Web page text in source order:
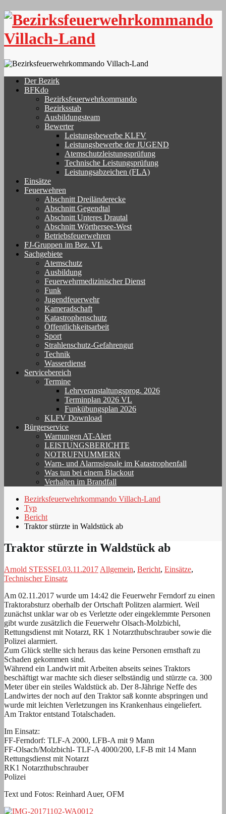
Skip
content
Der Bezirk
BFKdo
Bezirksfeuerwehrkommando
Bezirksstab
Ausbildungsteam
Bewerter
Leistungsbewerbe KLFV
Leistungsbewerbe der JUGEND
Atemschutzleistungsprüfung
Technische Leistungsprüfung
Leistungsabzeichen (FLA)
Einsätze
Feuerwehren
Abschnitt Dreiländerecke
Abschnitt Gegendtal
Abschnitt Unteres Drautal
Abschnitt Wörthersee-West
Betriebsfeuerwehren
FJ-Gruppen im Bez. VL
Sachgebiete
Atemschutz
Ausbildung
Feuerwehrmedizinischer Dienst
Funk
Jugendfeuerwehr
Kameradschaft
Katastrophenschutz
Öffentlichkeitsarbeit
Sport
Strahlenschutz-Gefahrengut
Technik
Wasserdienst
Servicebereich
Termine
Lehrveranstaltungsprog. 2026
Terminplan 2026 VL
Funkübungsplan 2026
KLFV Download
Bürgerservice
Warnungen AT-Alert
LEISTUNGSBERICHTE
NOTRUFNUMMERN
Warn- und Alarmsignale im Katastrophenfall
Was tun bei einem Blackout
Verhalten im Brandfall
Bezirksfeuerwehrkommando Villach-Land
Typ
Bericht
Traktor stürzte in Waldstück ab
Traktor stürzte in Waldstück ab
Arnold STESSEL03.11.2017 Allgemein, Bericht, Einsätze,
Technischer Einsatz
Am 02.11.2017 wurde um 14:42 die Feuerwehr Ferndorf zu einen
Traktorabsturz oberhalb der Ortschaft Politzen alarmiert. Weil
zunächst unklar war ob es Verletzte oder eingeklemmte Personen
gibt wurde zusätzlich die Feuerwehr Olsach-Molzbichl,
Rettungsdienst mit Notarzt, RK 1 Notarzthubschrauber sowie die
Polizei alarmiert.
Zum Glück stellte sich heraus das keine Personen ernsthaft zu
Schaden gekommen sind.
Während ein Landwirt mit Arbeiten abseits seines Traktors
beschäftigt war machte sich dieser selbständig und stürzte ca. 300
Meter über ein steiles Waldstück ab. Der 8-Jährige Neffe des
Landwirtes der noch auf den Traktor saß konnte abspringen und
wurde mit leichten Verletzungen ins Krankenhaus eingeliefert.
Am Traktor entstand Totalschaden.
Im Einsatz:
FF-Ferndorf: TLF-A 2000, LFB-A mit 9 Mann
FF-Olsach/Molzbichl- TLF-A 4000/200, LF-B mit 14 Mann
Rettungsdienst mit Notarzt
RK1 Notarzthubschrauber
Polizei
Text und Fotos: Reinhard Auer, OFM